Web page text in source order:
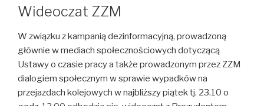
W
Wideoczat ZZM
W związku z kampanią dezinformacyjną, prowadzoną
głównie w mediach społecznościowych dotyczącą
Ustawy o czasie pracy a także prowadzonym przez ZZM
dialogiem społecznym w sprawie wypadków na
przejazdach kolejowych w najbliższy piątek tj. 23.10 o